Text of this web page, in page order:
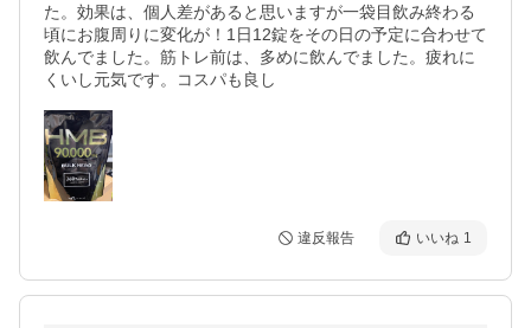
た。効果は、個人差があると思いますが一袋目飲み終わる
頃にお腹周りに変化が！1日12錠をその日の予定に合わせて
飲んでました。筋トレ前は、多めに飲んでました。疲れに
くいし元気です。コスパも良し
違反報告 いいね 1